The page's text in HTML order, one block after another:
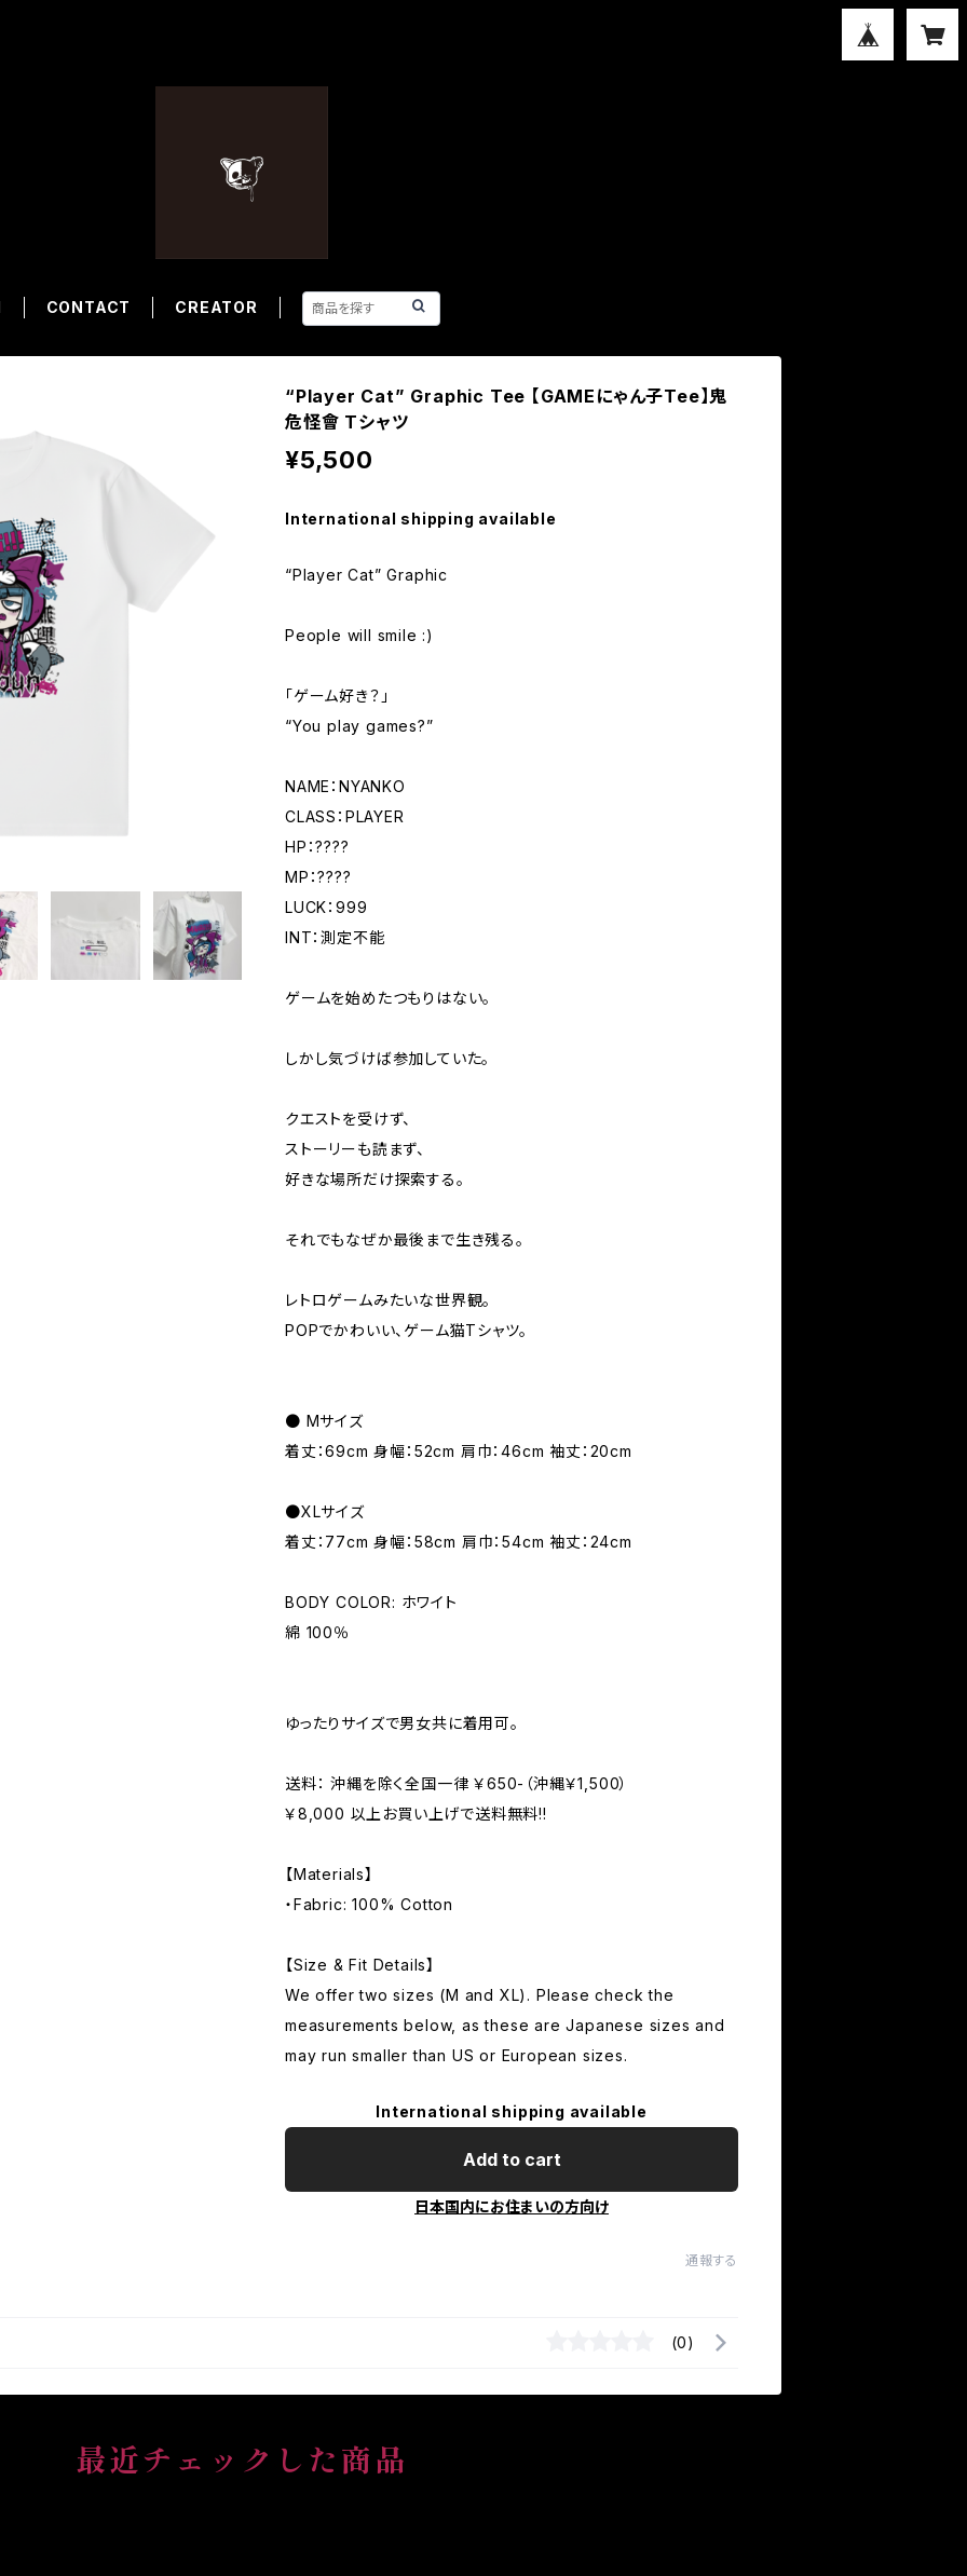
CONTACT CREATOR
“Player Cat” Graphic Tee 【GAMEにゃん子Tee】鬼
危怪會 Tシャツ
¥5,500
International shipping available
“Player Cat” Graphic
People will smile :)
「ゲーム好き？」
“You play games?”
NAME：NYANKO
CLASS：PLAYER
HP：????
MP：????
LUCK：999
INT：測定不能
ゲームを始めたつもりはない。
しかし気づけば参加していた。
クエストを受けず、
ストーリーも読まず、
好きな場所だけ探索する。
それでもなぜか最後まで生き残る。
レトロゲームみたいな世界観。
POPでかわいい、ゲーム猫Tシャツ。
● Mサイズ
着丈：69cm 身幅：52cm 肩巾：46cm 袖丈：20cm
●XLサイズ
着丈：77cm 身幅：58cm 肩巾：54cm 袖丈：24cm
BODY COLOR: ホワイト
綿 100％
ゆったりサイズで男女共に着用可。
送料： 沖縄を除く全国一律 ￥650-（沖縄￥1,500）
￥8,000 以上お買い上げで送料無料!!
【Materials】
・Fabric: 100% Cotton
【Size & Fit Details】
We offer two sizes (M and XL). Please check the
measurements below, as these are Japanese sizes and
may run smaller than US or European sizes.
International shipping available
Add to cart
日本国内にお住まいの方向け
通報する
(0)
最近チェックした商品